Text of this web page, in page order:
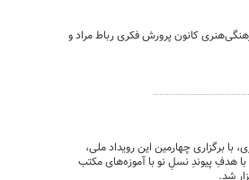
کانون پرورش فکری رباط مراد و
برگزاری چهارمین این رویداد ملی،
هدفِ پیوندِ نسلِ نو با آموزه‌های مکتب